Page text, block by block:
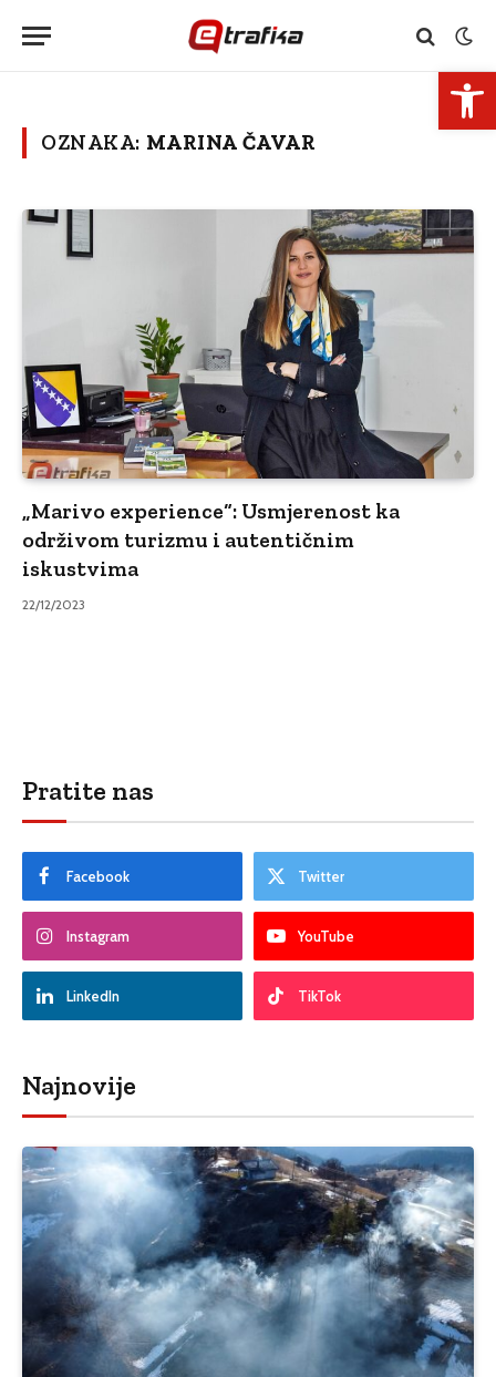
OZNAKA: MARINA ČAVAR
„Marivo experience“: Usmjerenost ka
održivom turizmu i autentičnim
iskustvima
22/12/2023
Pratite nas
Facebook Twitter
Instagram YouTube
LinkedIn TikTok
Najnovije